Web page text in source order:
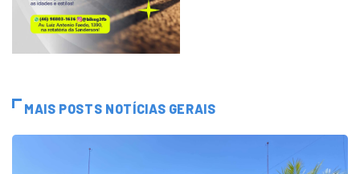
MAIS POSTS NOTÍCIAS GERAIS